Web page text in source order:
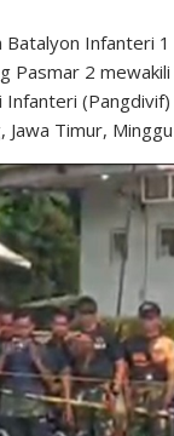
Infanteri
2
Infanteri
Jawa Timur,